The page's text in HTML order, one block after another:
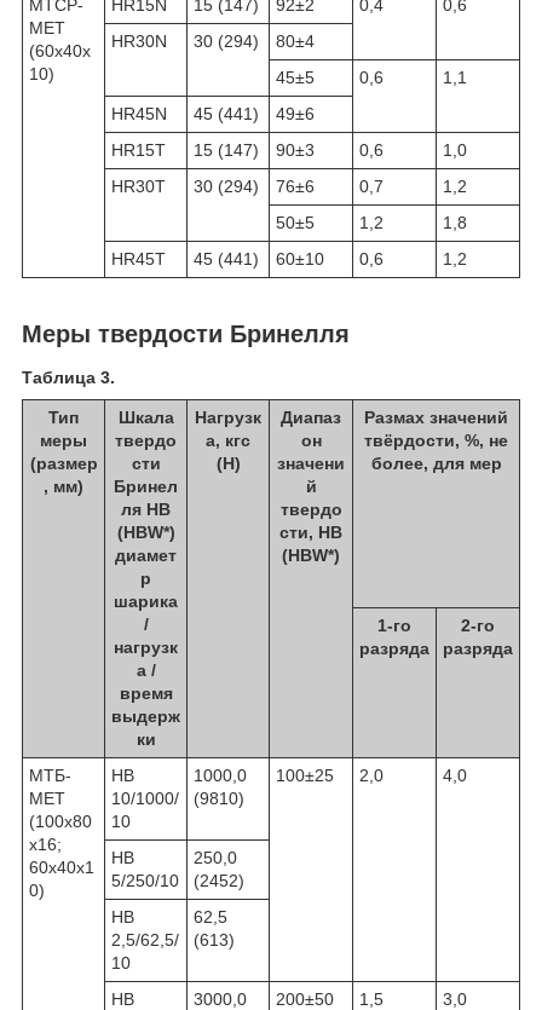
МТСР-
МЕТ
(60х40х
10)
HR15N 15 (147) 92±2 0,4
0,6
HR30N
30 (294)
80±4
45±5
0,6
1,1
HR45N
45 (441)
49±6
HR15T
15 (147) 90±3 0,6
1,0
HR30T
30 (294) 76±6 0,7
1,2
50±5
1,2
1,8
HR45T
45 (441) 60±10 0,6 1,2
Меры твердости Бринелля
Таблица 3.
Тип
меры
(размер
, мм)
Шкала
твердо
сти
Бринел
ля HB
(НBW*)
диамет
р
шарика
/
нагрузк
а /
время
выдерж
ки
Нагрузк
а, кгс
(Н)
Диапаз
он
значени
й
твердо
сти, HB
(HBW*)
Размах значений
твёрдости, %, не
более, для мер
1-го
разряда
2-го
разряда
МТБ-
МЕТ
(100х80
х16;
60х40х1
0)
HB
10/1000/
10
1000,0
(9810)
100±25 2,0 4,0
HB
5/250/10
250,0
(2452)
HB
2,5/62,5/
10
62,5
(613)
HB
3000,0
200±50
1,5 3,0